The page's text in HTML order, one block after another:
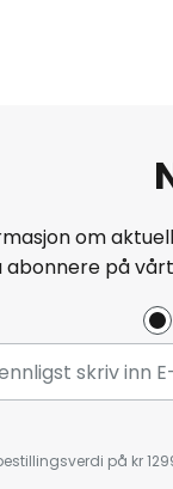
om
abonnere på
på kr